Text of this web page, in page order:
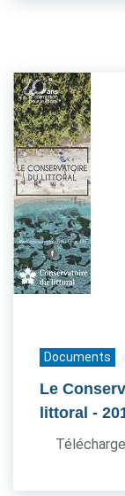
Documents
Le
littoral -